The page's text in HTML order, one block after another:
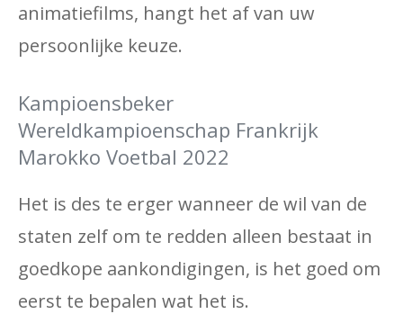
animatiefilms, hangt het af van uw
persoonlijke keuze.
Kampioensbeker
Wereldkampioenschap Frankrijk
Marokko Voetbal 2022
Het is des te erger wanneer de wil van de
staten zelf om te redden alleen bestaat in
goedkope aankondigingen, is het goed om
eerst te bepalen wat het is.